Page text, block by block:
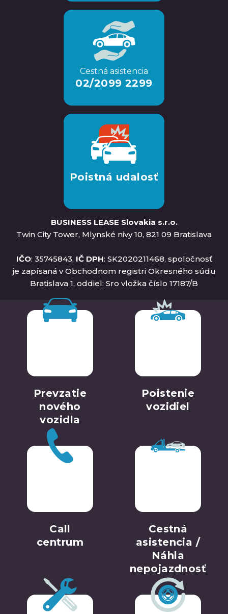
Cestná asistencia
02/2099 2299
Poistná udalosť
BUSINESS LEASE Slovakia s.r.o.
Twin City Tower, Mlynské nivy 10, 821 09 Bratislava
IČO: 35745843, IČ DPH: SK2020211468, spoločnosť
je zapísaná v Obchodnom registri Okresného súdu
Bratislava 1, oddiel: Sro vložka číslo 17187/B
Prevzatie
nového
vozidla
Poistenie
vozidiel
Call
centrum
Cestná
asistencia /
Náhla
nepojazdnosť